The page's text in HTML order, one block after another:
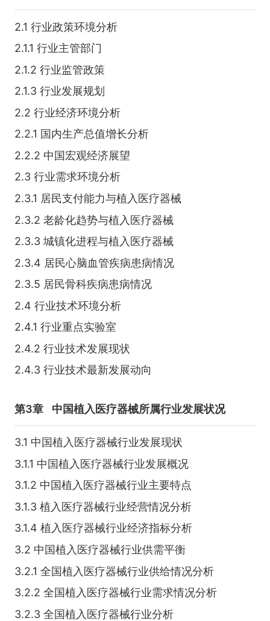
2.1 行业政策环境分析
2.1.1 行业主管部门
2.1.2 行业监管政策
2.1.3 行业发展规划
2.2 行业经济环境分析
2.2.1 国内生产总值增长分析
2.2.2 中国宏观经济展望
2.3 行业需求环境分析
2.3.1 居民支付能力与植入医疗器械
2.3.2 老龄化趋势与植入医疗器械
2.3.3 城镇化进程与植入医疗器械
2.3.4 居民心脑血管疾病患病情况
2.3.5 居民骨科疾病患病情况
2.4 行业技术环境分析
2.4.1 行业重点实验室
2.4.2 行业技术发展现状
2.4.3 行业技术最新发展动向
第3章 中国植入医疗器械所属行业发展状况
3.1 中国植入医疗器械行业发展现状
3.1.1 中国植入医疗器械行业发展概况
3.1.2 中国植入医疗器械行业主要特点
3.1.3 植入医疗器械行业经营情况分析
3.1.4 植入医疗器械行业经济指标分析
3.2 中国植入医疗器械行业供需平衡
3.2.1 全国植入医疗器械行业供给情况分析
3.2.2 全国植入医疗器械行业需求情况分析
3.2.3 全国植入医疗器械行业分析